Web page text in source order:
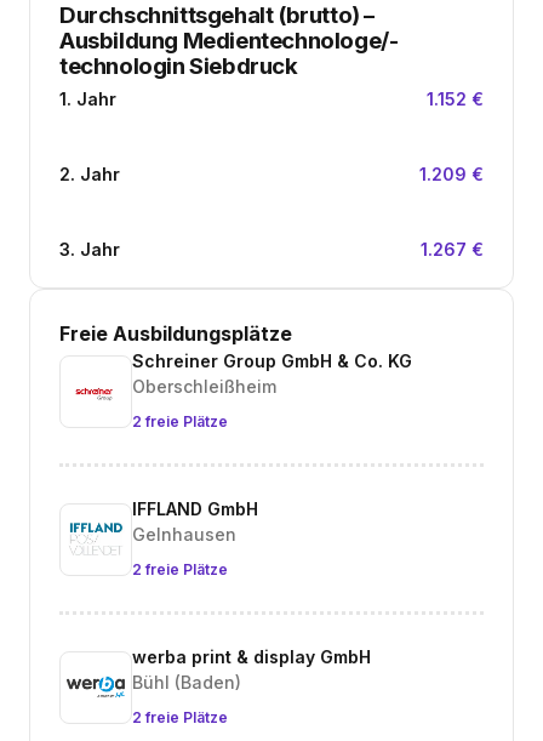
Durchschnittsgehalt (brutto)–
Ausbildung Medientechnologe/-
technologin Siebdruck
1. Jahr 1.152 €
2. Jahr 1.209 €
3. Jahr 1.267 €
Freie Ausbildungsplätze
Schreiner Group GmbH & Co. KG
Oberschleißheim
2 freie Plätze
IFFLAND GmbH
Gelnhausen
2 freie Plätze
werba print & display GmbH
Bühl (Baden)
2 freie Plätze